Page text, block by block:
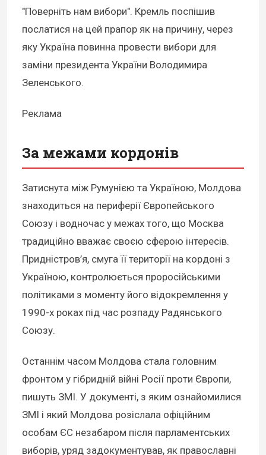
"Поверніть нам вибори". Кремль поспішив
послатися на цей прапор як на причину, через
яку Україна повинна провести вибори для
заміни президента України Володимира
Зеленського.
Реклама
За межами кордонів
Затиснута між Румунією та Україною, Молдова
знаходиться на периферії Європейського
Союзу і водночас у межах того, що Москва
традиційно вважає своєю сферою інтересів.
Придністров’я, смуга її території на кордоні з
Україною, контролюється проросійськими
політиками з моменту його відокремлення у
1990-х роках під час розпаду Радянського
Союзу.
Останнім часом Молдова стала головним
фронтом у гібридній війні Росії проти Європи,
пишуть ЗМІ. У документі, з яким ознайомилися
ЗМІ і який Молдова розіслала офіційним
особам ЄС незабаром після парламентських
виборів, уряд задокументував, як православні